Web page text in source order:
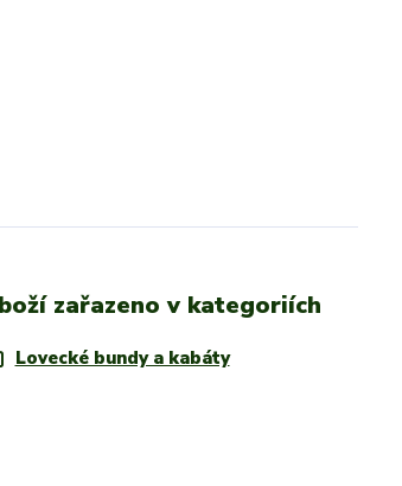
zařazeno v kategoriích
Lovecké bundy a kabáty